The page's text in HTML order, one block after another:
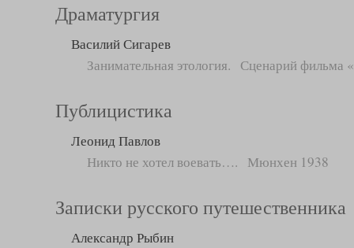
Драматургия
Василий Сигарев
Занимательная этология. Сценарий фильма
Публицистика
Леонид Павлов
Никто не хотел воевать…. Мюнхен 1938
Записки русского путешественника
Александр Рыбин